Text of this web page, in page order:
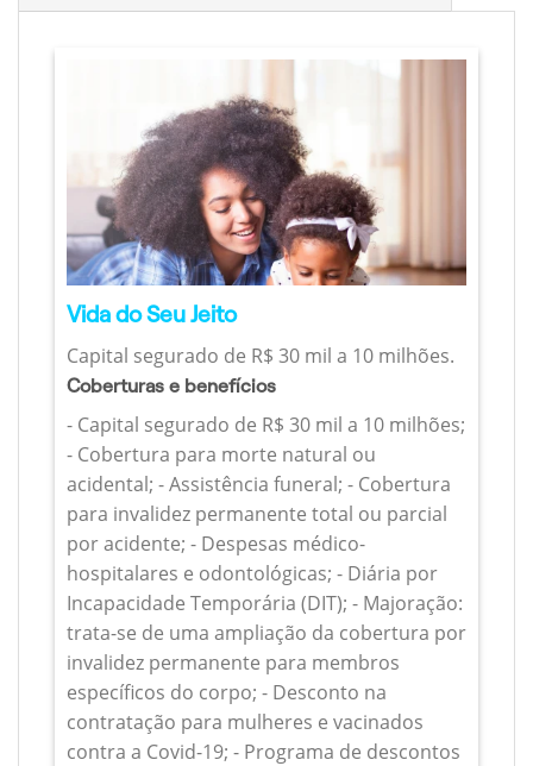
Vida do Seu Jeito
Capital segurado de R$ 30 mil a 10 milhões.
Coberturas e benefícios
- Capital segurado de R$ 30 mil a 10 milhões;
- Cobertura para morte natural ou
acidental; - Assistência funeral; - Cobertura
para invalidez permanente total ou parcial
por acidente; - Despesas médico-
hospitalares e odontológicas; - Diária por
Incapacidade Temporária (DIT); - Majoração:
trata-se de uma ampliação da cobertura por
invalidez permanente para membros
específicos do corpo; - Desconto na
contratação para mulheres e vacinados
contra a Covid-19; - Programa de descontos